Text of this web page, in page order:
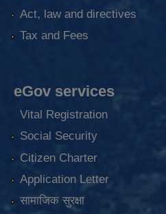
Act, law and directives
Tax and Fees
eGov services
Vital Registration
Social Security
Citizen Charter
Application Letter
सामाजिक सुरक्षा